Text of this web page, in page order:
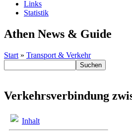
Links
Statistik
Athen News & Guide
Start » Transport & Verkehr
Verkehrsverbindung
Inhalt